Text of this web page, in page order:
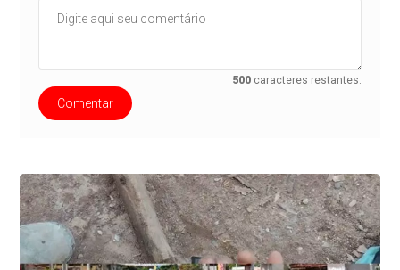
500 caracteres restantes.
Comentar